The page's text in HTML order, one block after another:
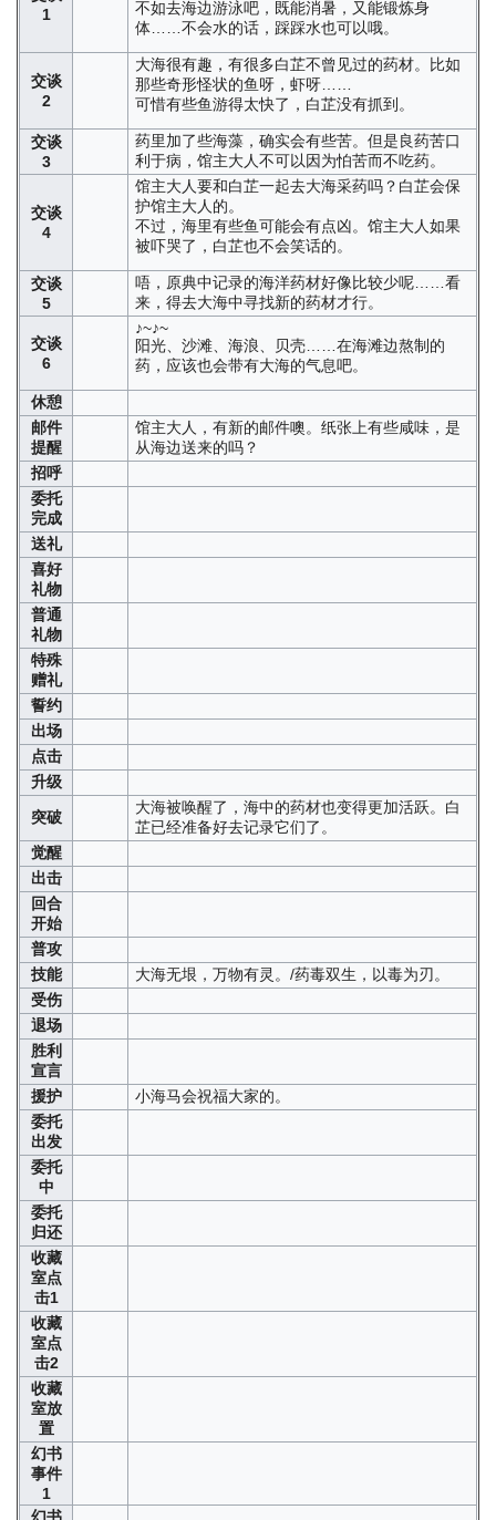
1
不如去海边游泳吧，既能消暑，又能锻炼身
体……不会水的话，踩踩水也可以哦。
交谈
2
大海很有趣，有很多白芷不曾见过的药材。比如
那些奇形怪状的鱼呀，虾呀……
可惜有些鱼游得太快了，白芷没有抓到。
交谈
3
药里加了些海藻，确实会有些苦。但是良药苦口
利于病，馆主大人不可以因为怕苦而不吃药。
交谈
4
馆主大人要和白芷一起去大海采药吗？白芷会保
护馆主大人的。
不过，海里有些鱼可能会有点凶。馆主大人如果
被吓哭了，白芷也不会笑话的。
交谈
5
唔，原典中记录的海洋药材好像比较少呢……看
来，得去大海中寻找新的药材才行。
交谈
6
♪~♪~
阳光、沙滩、海浪、贝壳……在海滩边熬制的
药，应该也会带有大海的气息吧。
休憩
邮件
提醒
馆主大人，有新的邮件噢。纸张上有些咸味，是
从海边送来的吗？
招呼
委托
完成
送礼
喜好
礼物
普通
礼物
特殊
赠礼
誓约
出场
点击
升级
突破
大海被唤醒了，海中的药材也变得更加活跃。白
芷已经准备好去记录它们了。
觉醒
出击
回合
开始
普攻
技能
大海无垠，万物有灵。/药毒双生，以毒为刃。
受伤
退场
胜利
宣言
援护
小海马会祝福大家的。
委托
出发
委托
中
委托
归还
收藏
室点
击1
收藏
室点
击2
收藏
室放
置
幻书
事件
1